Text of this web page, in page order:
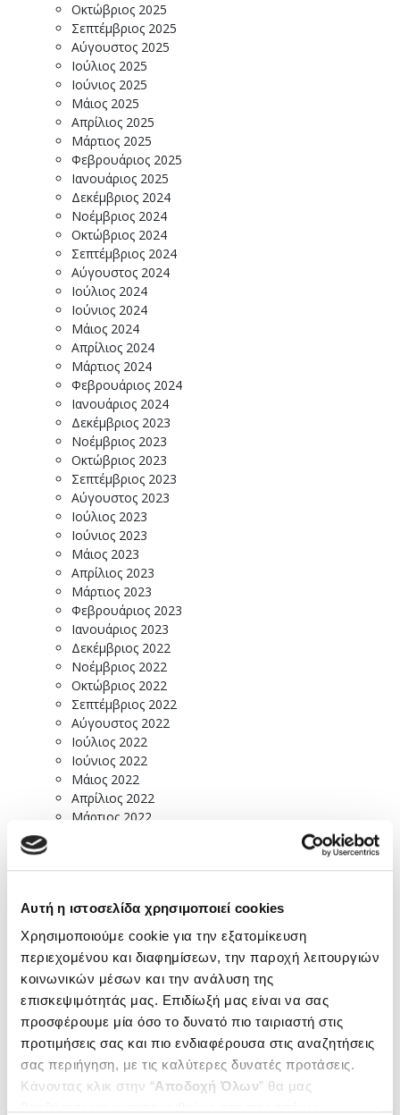
Αυτή η ιστοσελίδα χρησιμοποιεί cookies
Χρησιμοποιούμε cookie για την εξατομίκευση
περιεχομένου και διαφημίσεων, την παροχή λειτουργιών
κοινωνικών μέσων και την ανάλυση της
επισκεψιμότητάς μας. Επιδίωξή μας είναι να σας
προσφέρουμε μία όσο το δυνατό πιο ταιριαστή στις
προτιμήσεις σας και πιο ενδιαφέρουσα στις αναζητήσεις
σας περιήγηση, με τις καλύτερες δυνατές προτάσεις.
Κάνοντας κλικ στην “Αποδοχή Όλων” θα μας
Οκτώβριος 2025
Σεπτέμβριος 2025
Αύγουστος 2025
Ιούλιος 2025
Ιούνιος 2025
Μάιος 2025
Απρίλιος 2025
Μάρτιος 2025
Φεβρουάριος 2025
Ιανουάριος 2025
Δεκέμβριος 2024
Νοέμβριος 2024
Οκτώβριος 2024
Σεπτέμβριος 2024
Αύγουστος 2024
Ιούλιος 2024
Ιούνιος 2024
Μάιος 2024
Απρίλιος 2024
Μάρτιος 2024
Φεβρουάριος 2024
Ιανουάριος 2024
Δεκέμβριος 2023
Νοέμβριος 2023
Οκτώβριος 2023
Σεπτέμβριος 2023
Αύγουστος 2023
Ιούλιος 2023
Ιούνιος 2023
Μάιος 2023
Απρίλιος 2023
Μάρτιος 2023
Φεβρουάριος 2023
Ιανουάριος 2023
Δεκέμβριος 2022
Νοέμβριος 2022
Οκτώβριος 2022
Σεπτέμβριος 2022
Αύγουστος 2022
Ιούλιος 2022
Ιούνιος 2022
Μάιος 2022
Απρίλιος 2022
Μάρτιος 2022
Δεκέμβριος 2021
Οκτώβριος 2021
Σεπτέμβριος 2021
Αύγουστος 2021
Ιούλιος 2021
Ιούνιος 2021
Μάιος 2021
Απρίλιος 2021
Μάρτιος 2021
Φεβρουάριος 2021
Ιανουάριος 2021
Δεκέμβριος 2020